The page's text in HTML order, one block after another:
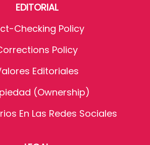
EDITORIAL
Checking Policy
Policy
Editoriales
(Ownership)
En Las Redes Sociales